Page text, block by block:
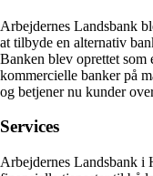
Arbejdernes Landsbank
at tilbyde en alternativ
Banken blev oprettet som
kommercielle banker på
og betjener nu kunder
Services
Arbejdernes Landsbank i